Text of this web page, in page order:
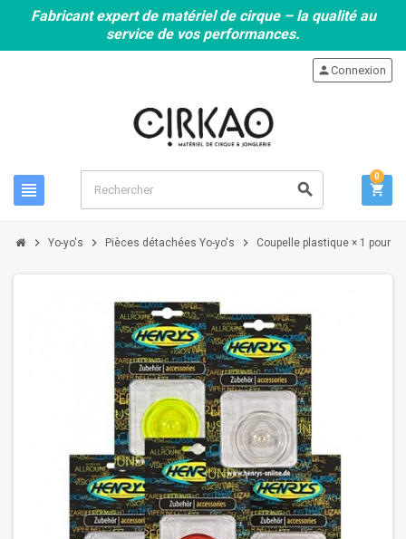
Fabricant expert de matériel de cirque – la qualité au
service de vos performances.
view_headline search
personConnexion
shopping_cart
0
chevron_right Yo-yo's chevron_right Pièces détachées Yo-yo's chevron_right Coupelle plastique × 1 pour